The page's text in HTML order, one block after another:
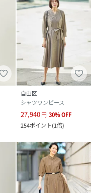
自由区
シャツワンピース
27,940円 30%OFF
254ポイント(1倍)